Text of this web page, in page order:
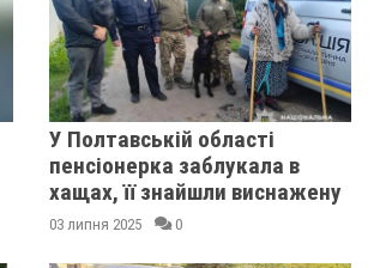
У Полтавській області
пенсіонерка заблукала в
хащах, її знайшли виснажену
03 липня 2025 0